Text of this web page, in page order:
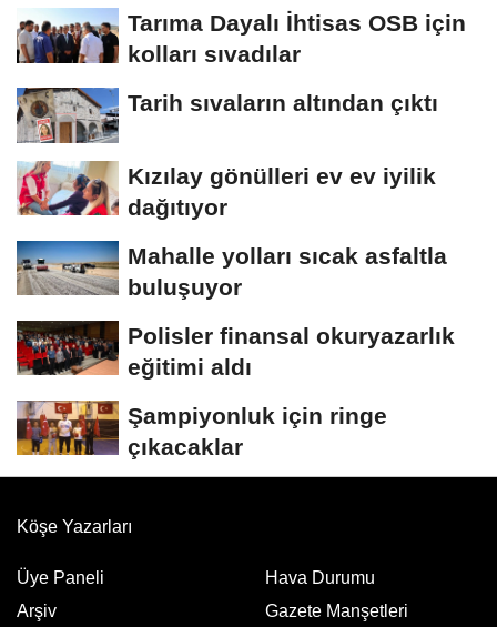
Tarıma Dayalı İhtisas OSB için
kolları sıvadılar
Tarih sıvaların altından çıktı
Kızılay gönülleri ev ev iyilik
dağıtıyor
Mahalle yolları sıcak asfaltla
buluşuyor
Polisler finansal okuryazarlık
eğitimi aldı
Şampiyonluk için ringe
çıkacaklar
Köşe Yazarları
Üye Paneli
Arşiv
Hava Durumu
Gazete Manşetleri